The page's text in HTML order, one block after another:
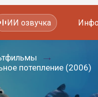
ИИ озвучка
потепление (2006)